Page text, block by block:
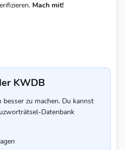
Mach mit!
KWDB
zu machen. Du kannst
Datenbank